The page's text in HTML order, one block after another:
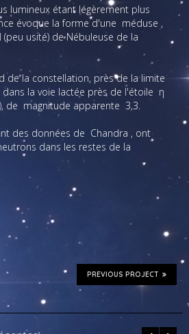
lumineux étant légèrement plus
évoque la forme d'une méduse ,
usité) de Nébuleuse de la
de la constellation, près de la limite
la voie lactée près de l'étoile η
de magnitude apparente 3,3.
des données de Chandra , ont
dans les restes de la
PREVIOUS PROJECT